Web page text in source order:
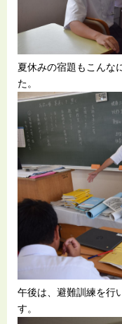
夏休みの宿題もこんな
た。
午後は、避難訓練を行
す。